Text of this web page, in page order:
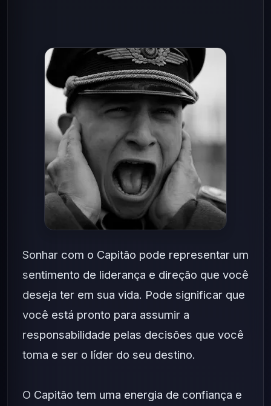
Sonhar com o Capitão pode representar um
sentimento de liderança e direção que você
deseja ter em sua vida. Pode significar que
você está pronto para assumir a
responsabilidade pelas decisões que você
toma e ser o líder do seu destino.
O Capitão tem uma energia de confiança e